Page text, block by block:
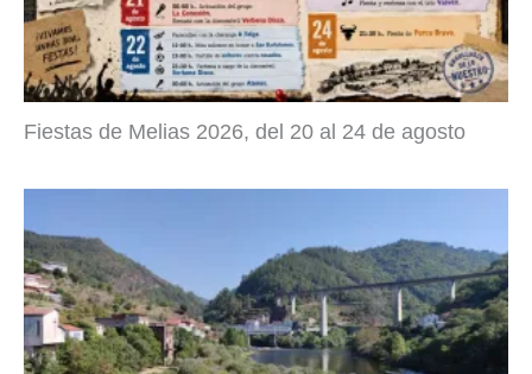
Fiestas de Melias 2026, del 20 al 24 de agosto